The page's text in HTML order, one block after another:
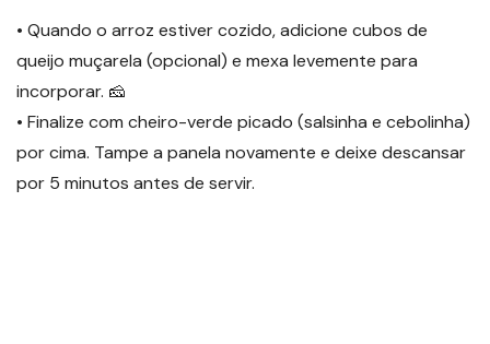
• Quando o arroz estiver cozido, adicione cubos de
queijo muçarela (opcional) e mexa levemente para
incorporar. 🧀
• Finalize com cheiro-verde picado (salsinha e cebolinha)
por cima. Tampe a panela novamente e deixe descansar
por 5 minutos antes de servir.